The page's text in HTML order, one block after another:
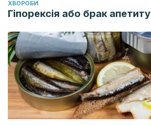
ХВОРОБИ
Гіпорексія або брак апетиту